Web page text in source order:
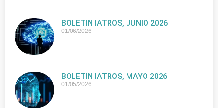
BOLETIN IATROS, JUNIO 2026
01/06/2026
BOLETIN IATROS, MAYO 2026
01/05/2026